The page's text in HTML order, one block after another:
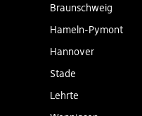
Braunschweig
Hameln-Pymont
Hannover
Stade
Lehrte